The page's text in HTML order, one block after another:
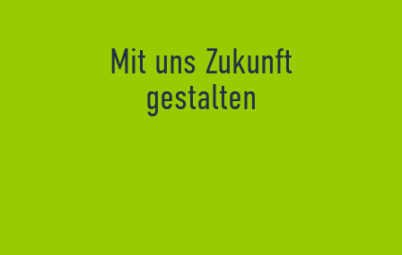
Mit uns Zukunft
gestalten